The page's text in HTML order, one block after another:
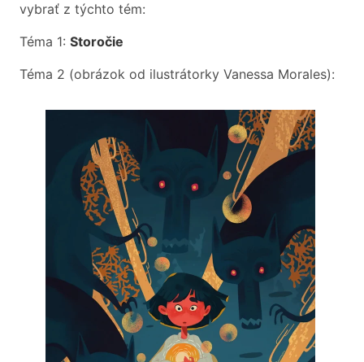
vybrať z týchto tém:
Téma 1: Storočie
Téma 2 (obrázok od ilustrátorky Vanessa Morales):